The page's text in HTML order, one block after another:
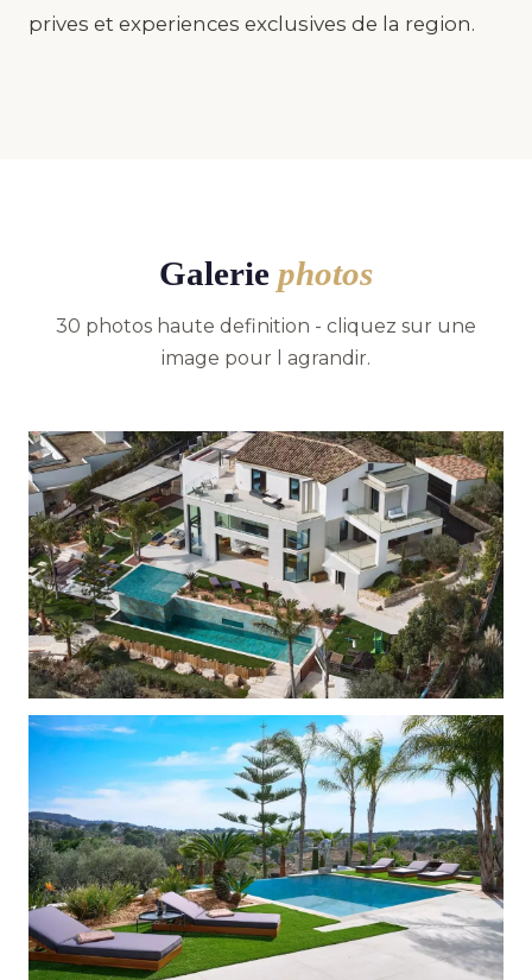
prives et experiences exclusives de la region.
Galerie photos
30 photos haute definition - cliquez sur une
image pour l agrandir.